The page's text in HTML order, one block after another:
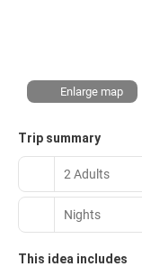
Enlarge map
Trip summary
2 Adults
Nights
This idea includes